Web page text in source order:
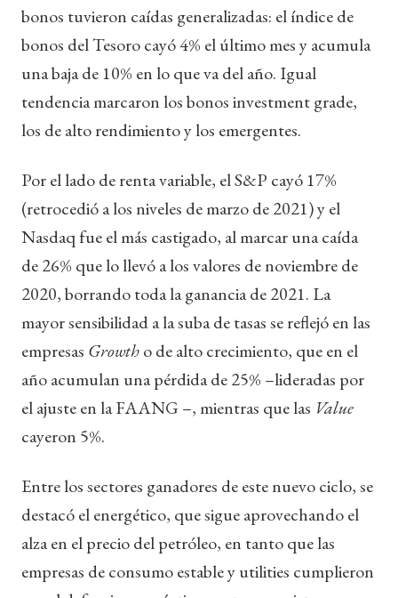
bonos tuvieron caídas generalizadas: el índice de
bonos del Tesoro cayó 4% el último mes y acumula
una baja de 10% en lo que va del año. Igual
tendencia marcaron los bonos investment grade,
los de alto rendimiento y los emergentes.
Por el lado de renta variable, el S&P cayó 17%
(retrocedió a los niveles de marzo de 2021) y el
Nasdaq fue el más castigado, al marcar una caída
de 26% que lo llevó a los valores de noviembre de
2020, borrando toda la ganancia de 2021. La
mayor sensibilidad a la suba de tasas se reflejó en las
empresas Growtho de alto crecimiento, que en el
año acumulan una pérdida de 25% –lideradas por
el ajuste en la FAANG –, mientras que las Value
cayeron 5%.
Entre los sectores ganadores de este nuevo ciclo, se
destacó el energético, que sigue aprovechando el
alza en el precio del petróleo, en tanto que las
empresas de consumo estable y utilities cumplieron